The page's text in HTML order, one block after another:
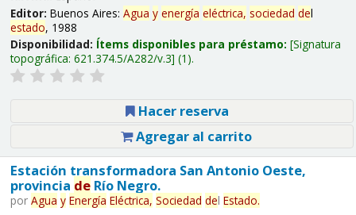
Editor: Buenos Aires: Agua y energía eléctrica, sociedad del
estado, 1988
Disponibilidad: Ítems disponibles para préstamo: Signatura
topográfica: 621.374.5/A282/v.3 (1).
Hacer reserva
Agregar al carrito
Estación transformadora San Antonio Oeste,
provincia deRío Negro.
por Agua y Energía Eléctrica, Sociedad del Estado.